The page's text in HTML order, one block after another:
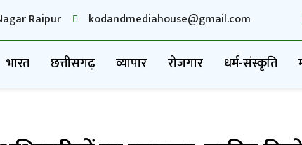
Raipur kodandmediahouse@gmail.com
भारत छत्तीसगढ़ व्यापार रोजगार धर्म-संस्कृति